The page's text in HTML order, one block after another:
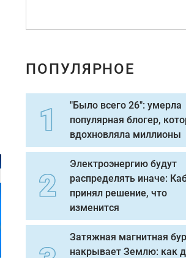
ПОПУЛЯРНОЕ
"Было всего 26": умерла
популярная блогер,
вдохновляла миллионы
Электроэнергию будут
распределять иначе:
принял решение, что
изменится
Затяжная магнитная
накрывает Землю: как